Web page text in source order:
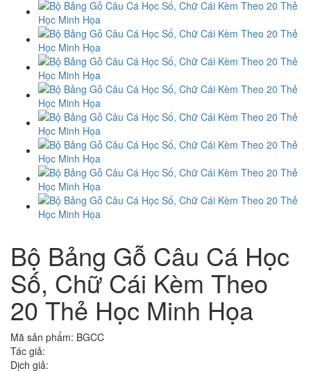
Bộ Bảng Gỗ Câu Cá Học
Số, Chữ Cái Kèm Theo
20 Thẻ Học Minh Họa
Mã sản phẩm: BGCC
Tác giả:
Dịch giả: